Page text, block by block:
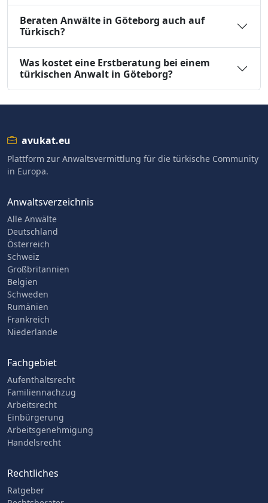
Beraten Anwälte in Göteborg auch auf
Türkisch?
Was kostet eine Erstberatung bei einem
türkischen Anwalt in Göteborg?
avukat.eu
Plattform zur Anwaltsvermittlung für die türkische Community
in Europa.
Anwaltsverzeichnis
Alle Anwälte
Deutschland
Österreich
Schweiz
Großbritannien
Belgien
Schweden
Rumänien
Frankreich
Niederlande
Fachgebiet
Aufenthaltsrecht
Familiennachzug
Arbeitsrecht
Einbürgerung
Arbeitsgenehmigung
Handelsrecht
Rechtliches
Ratgeber